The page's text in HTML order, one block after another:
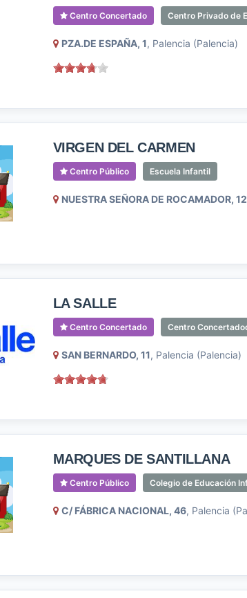
Centro Concertado Centro Privado de
PZA.DE ESPAÑA, 1, Palencia (Palencia)
VIRGEN DEL CARMEN
Centro Público Escuela Infantil
NUESTRA SEÑORA DE ROCAMADOR, 12
LA SALLE
Centro Concertado Centro
SAN BERNARDO, 11, Palencia (Palencia)
MARQUES DE SANTILLANA
Centro Público Colegio de Educación
C/ FÁBRICA NACIONAL, 46, Palencia